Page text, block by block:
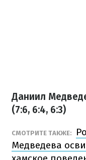
Даниил
(7:6, 6:4, 6:3)
СМОТРИТЕ ТАКЖЕ:
Медведева